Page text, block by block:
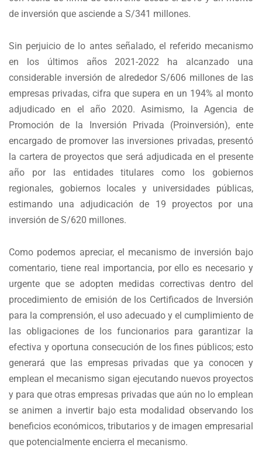
de inversión que asciende a S/341 millones.
Sin perjuicio de lo antes señalado, el referido mecanismo
en los últimos años 2021-2022 ha alcanzado una
considerable inversión de alrededor S/606 millones de las
empresas privadas, cifra que supera en un 194% al monto
adjudicado en el año 2020. Asimismo, la Agencia de
Promoción de la Inversión Privada (Proinversión), ente
encargado de promover las inversiones privadas, presentó
la cartera de proyectos que será adjudicada en el presente
año por las entidades titulares como los gobiernos
regionales, gobiernos locales y universidades públicas,
estimando una adjudicación de 19 proyectos por una
inversión de S/620 millones.
Como podemos apreciar, el mecanismo de inversión bajo
comentario, tiene real importancia, por ello es necesario y
urgente que se adopten medidas correctivas dentro del
procedimiento de emisión de los Certificados de Inversión
para la comprensión, el uso adecuado y el cumplimiento de
las obligaciones de los funcionarios para garantizar la
efectiva y oportuna consecución de los fines públicos; esto
generará que las empresas privadas que ya conocen y
emplean el mecanismo sigan ejecutando nuevos proyectos
y para que otras empresas privadas que aún no lo emplean
se animen a invertir bajo esta modalidad observando los
beneficios económicos, tributarios y de imagen empresarial
que potencialmente encierra el mecanismo.